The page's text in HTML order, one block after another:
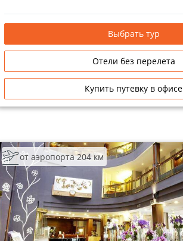
Выбрать тур
Отели без перелета
Купить путевку в офисе
от аэропорта 204 км